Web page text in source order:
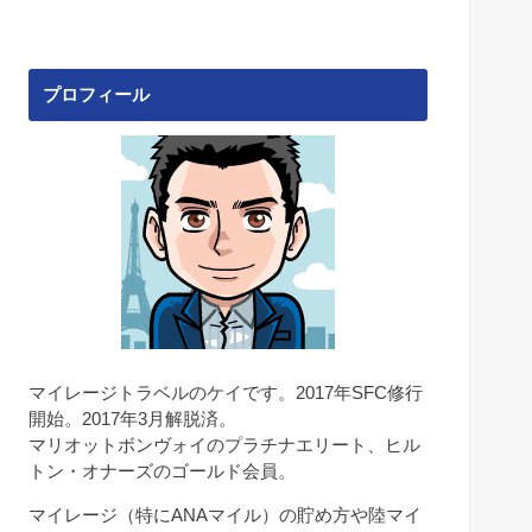
プロフィール
マイレージトラベルのケイです。2017年SFC修行
開始。2017年3月解脱済。
マリオットボンヴォイのプラチナエリート、ヒル
トン・オナーズのゴールド会員。
マイレージ（特にANAマイル）の貯め方や陸マイ